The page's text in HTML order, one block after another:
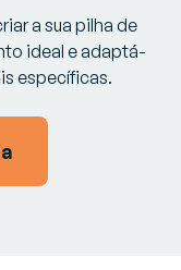
a sua pilha de
ideal e adaptá-
específicas.